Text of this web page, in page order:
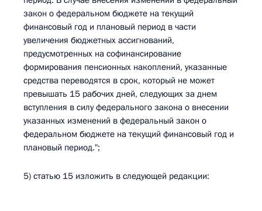
закон о федеральном бюджете на текущий
финансовый год и плановый период в части
увеличения бюджетных ассигнований,
предусмотренных на софинансирование
формирования пенсионных накоплений, указанные
средства переводятся в срок, который не может
превышать 15 рабочих дней, следующих за днем
вступления в силу федерального закона о внесении
указанных изменений в федеральный закон о
федеральном бюджете на текущий финансовый год и
плановый период.";
5) статью 15 изложить в следующей редакции: